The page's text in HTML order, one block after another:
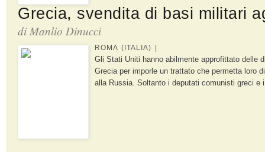
Grecia, svendita di basi militari
di Manlio Dinucci
ROMA (ITALIA) |
Gli Stati Uniti hanno abilmente approfittato delle
Grecia per imporle un trattato che permetta loro
alla Russia. Soltanto i deputati comunisti greci e